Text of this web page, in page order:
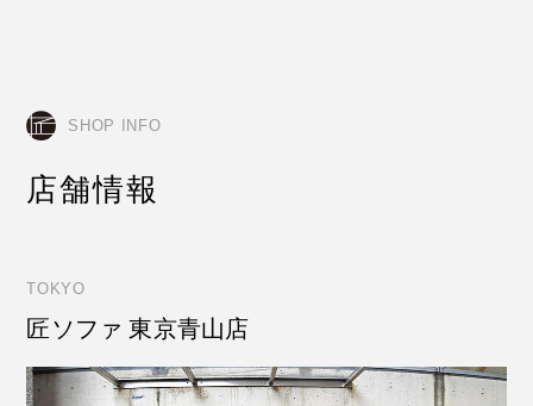
SHOP INFO
店舗情報
TOKYO
匠ソファ 東京青山店